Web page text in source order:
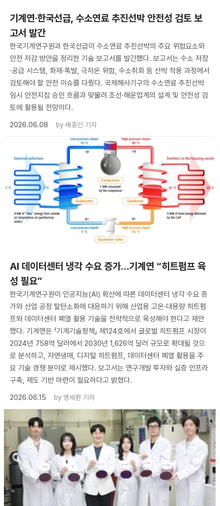
기계연·한국선급, 수소연료 추진선박 안전성 검토 보
고서 발간
한국기계연구원과 한국선급이 수소연료 추진선박의 주요 위험요소와
안전 저감 방안을 정리한 기술 보고서를 발간했다. 보고서는 수소 저장
·공급 시스템, 화재·폭발, 극저온 위험, 수소취화 등 선박 적용 과정에서
검토해야 할 안전 이슈를 다뤘다. 국제해사기구의 수소연료 추진선박
임시 안전지침 승인 흐름과 맞물려 조선·해운업계의 설계 및 안전성 검
토에 활용될 전망이다.
2026.06.08
by 배종인 기자
AI 데이터센터 냉각 수요 증가…기계연 “히트펌프 육
성 필요”
한국기계연구원이 인공지능(AI) 확산에 따른 데이터센터 냉각 수요 증
가와 산업 공정 탈탄소화에 대응하기 위해 산업용 고온·대용량 히트펌
프와 데이터센터 폐열 활용 기술을 전략적으로 육성해야 한다고 제안
했다. 기계연은 「기계기술정책」 제124호에서 글로벌 히트펌프 시장이
2024년 758억 달러에서 2030년 1,626억 달러 규모로 확대될 것으
로 분석하고, 자연냉매, 디지털 히트펌프, 데이터센터 폐열 활용을 주
요 기술 경쟁 분야로 제시했다. 보고서는 연구개발 투자와 실증 인프라
구축, 제도 기반 마련이 필요하다고 밝혔다.
2026.06.15
by 명세환 기자